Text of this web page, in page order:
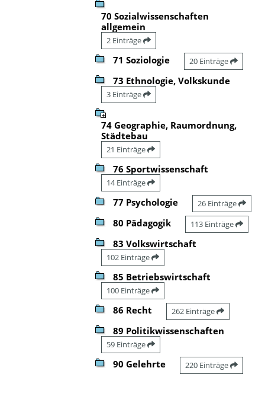
70 Sozialwissenschaften
allgemein
2 Einträge
71 Soziologie 20 Einträge
73 Ethnologie, Volkskunde
3 Einträge
74 Geographie, Raumordnung,
Städtebau
21 Einträge
76 Sportwissenschaft
14 Einträge
77 Psychologie 26 Einträge
80 Pädagogik 113 Einträge
83 Volkswirtschaft
102 Einträge
85 Betriebswirtschaft
100 Einträge
86 Recht 262 Einträge
89 Politikwissenschaften
59 Einträge
90 Gelehrte 220 Einträge